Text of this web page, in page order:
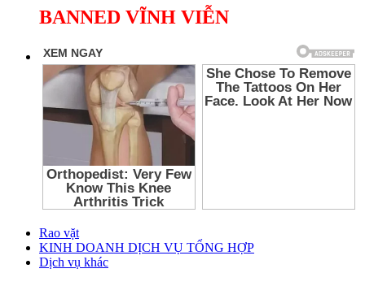
BANNED VĨNH VIỄN
Rao vặt
KINH DOANH DỊCH VỤ TỔNG HỢP
Dịch vụ khác